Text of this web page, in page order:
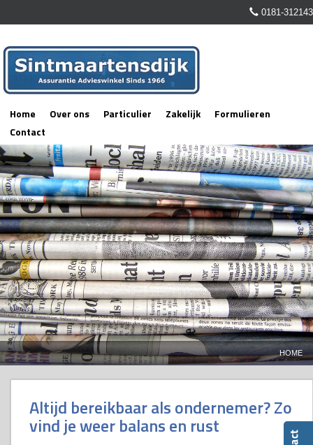
0181-312143
Home Over ons Particulier Zakelijk
Formulieren
Contact
HOME
Altijd bereikbaar als ondernemer? Zo
vind je weer balans en rust